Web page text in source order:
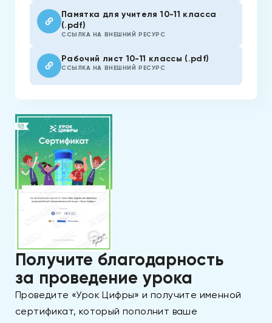
Памятка для учителя 10-11 класса
(.pdf)
ССЫЛКА НА ВНЕШНИЙ РЕСУРС
Рабочий лист 10-11 классы (.pdf)
ССЫЛКА НА ВНЕШНИЙ РЕСУРС
Получите благодарность
за проведение урока
Проведите «Урок Цифры» и получите именной
сертификат, который пополнит ваше